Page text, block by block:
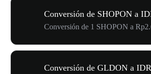
Conversión de SHOPON a
Conversión de 1 SHOPON a
Conversión de GLDON a IDR